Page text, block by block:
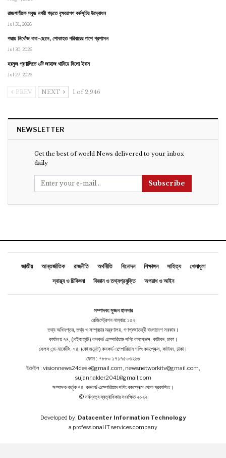
রাজশাহীকে সবুজ নগরী গড়তে বৃক্ষরোপণ কর্মসূচির উদ্বোধন
Jul 31, 2026
পদ্মায় নিখোঁজ বাবা-ছেলে, শোকাহত পরিবারের পাশে প্রশাসন
Jul 30, 2026
হরমুজ প্রণালিতে ৬টি জাহাজ থামিয়ে দিলো ইরান
Jul 27, 2026
PREV NEXT 1 of 2,946
NEWSLETTER
Get the best of world News delivered to your inbox
daily
Subscribe
জাতীয় আন্তর্জাতিক রাজনীতি অর্থনীতি বিনোদন শিক্ষাঙ্গন সাহিত্য
খেলাধুলা
স্বাস্থ্য ও চিকিৎসা
বিজ্ঞান ও তথ্যপ্রযুক্তি অপরাধ ও আইন
সম্পাদক: সুজন হালদার
রেজিস্ট্রেশন নাম্বার: ১৫২
তথ্য অধিদপ্তর, তথ্য ও সম্প্রচার মন্ত্রণালয়, গণপ্রজাতন্ত্রী বাংলাদেশ সরকার।
কার্যালয় ৭৪, (বেইজমেন্ট ) কনকর্ড এম্পোরিয়াম শপিং কমপ্লেক্স, কাটাবন, ঢাকা।
সেলস এন্ড মার্কেটিং: ৭৪, (বেইজমেন্ট ) কনকর্ড এম্পোরিয়াম শপিং কমপ্লেক্স, কাটাবন, ঢাকা।
ফোন : +৮৮০ ১৭১৭৫০৩২৬৬
ইমেইল : visionnews24desk@gmail.com, newsnetworkitv@gmail.com,
sujanhalder2041@gmail.com
সম্পাদক কর্তৃক ৭৪, কনকর্ড এম্পোরিয়াম শপিং কমপ্লেক্স থেকে প্রকাশিত।
© সর্বস্বত্ব স্বত্বাধিকার সংরক্ষিত ২০২২
Developed by: Datacenter Information Technology
a professional IT services company